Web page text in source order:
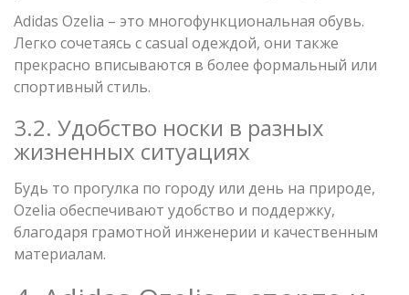
Adidas Ozelia – это многофункциональная обувь.
Легко сочетаясь с casual одеждой, они также
прекрасно вписываются в более формальный или
спортивный стиль.
3.2. Удобство носки в разных
жизненных ситуациях
Будь то прогулка по городу или день на природе,
Ozelia обеспечивают удобство и поддержку,
благодаря грамотной инженерии и качественным
материалам.